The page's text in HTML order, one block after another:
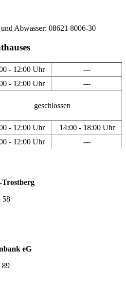
Abwasser: 08621 8006-30
- 12:00 Uhr
---
- 12:00 Uhr ---
geschlossen
- 12:00 Uhr
14:00 - 18:00 Uhr
- 12:00 Uhr ---
Trostberg
58
eG
89